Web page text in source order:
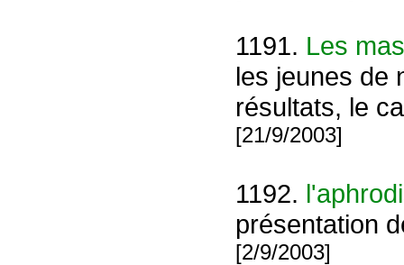
1191. Les
les jeunes de
résultats, le
[21/9/2003]
1192.
présentation
[2/9/2003]